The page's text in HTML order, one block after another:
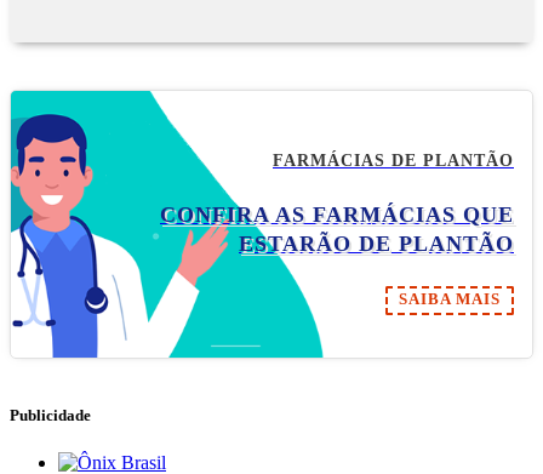
FARMÁCIAS DE PLANTÃO
CONFIRA AS FARMÁCIAS QUE
ESTARÃO DE PLANTÃO
SAIBA MAIS
Publicidade